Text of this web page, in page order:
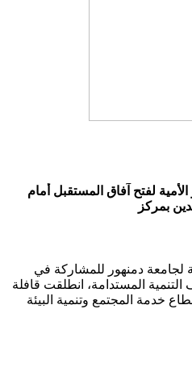
لفتح آفاق المستقبل أمام
بمركز
لجامعة دمنهور للمشاركة في
التنمية المستدامة، انطلقت قافلة
خدمة المجتمع وتنمية البيئة